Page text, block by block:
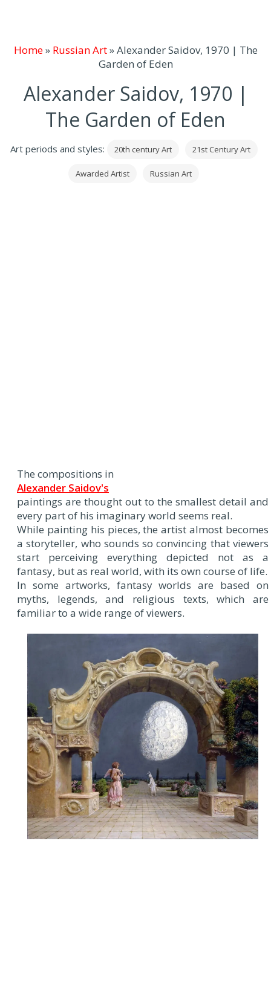
Home» Russian Art»Alexander Saidov, 1970 | The
Garden of Eden
Alexander Saidov, 1970 |
The Garden of Eden
Art periods and styles: 20th century Art 21st Century Art
Awarded Artist Russian Art
The compositions in
Alexander Saidov's
paintings are thought out to the smallest detail and
every part of his imaginary world seems real.
While painting his pieces, the artist almost becomes
a storyteller, who sounds so convincing that viewers
start perceiving everything depicted not as a
fantasy, but as real world, with its own course of life.
In some artworks, fantasy worlds are based on
myths, legends, and religious texts, which are
familiar to a wide range of viewers.